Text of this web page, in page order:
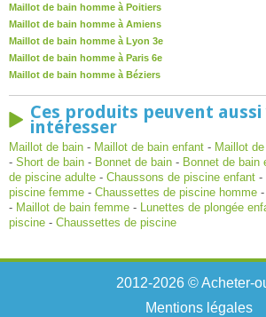
Maillot de bain homme à Poitiers
Maillot de bain homme à Amiens
Maillot de bain homme à Lyon 3e
Maillot de bain homme à Paris 6e
Maillot de bain homme à Béziers
Ces produits peuvent aussi
intéresser
Maillot de bain - Maillot de bain enfant - Maillot
- Short de bain - Bonnet de bain - Bonnet de bain
de piscine adulte - Chaussons de piscine enfant -
piscine femme - Chaussettes de piscine homme -
- Maillot de bain femme - Lunettes de plongée
piscine - Chaussettes de piscine
2012-2026 © Acheter-
Mentions légales